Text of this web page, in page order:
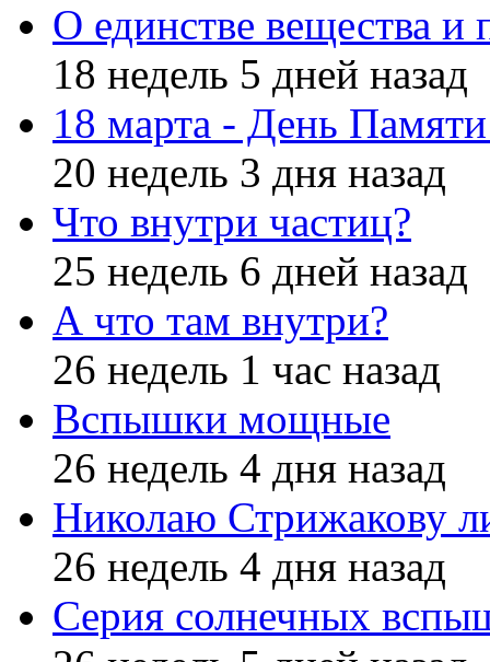
О единстве вещества и
18 недель 5 дней назад
18 марта - День
20 недель 3 дня назад
Что внутри частиц?
25 недель 6 дней назад
А что там внутри?
26 недель 1 час назад
Вспышки мощные
26 недель 4 дня назад
Николаю Стрижакову
26 недель 4 дня назад
Серия солнечных